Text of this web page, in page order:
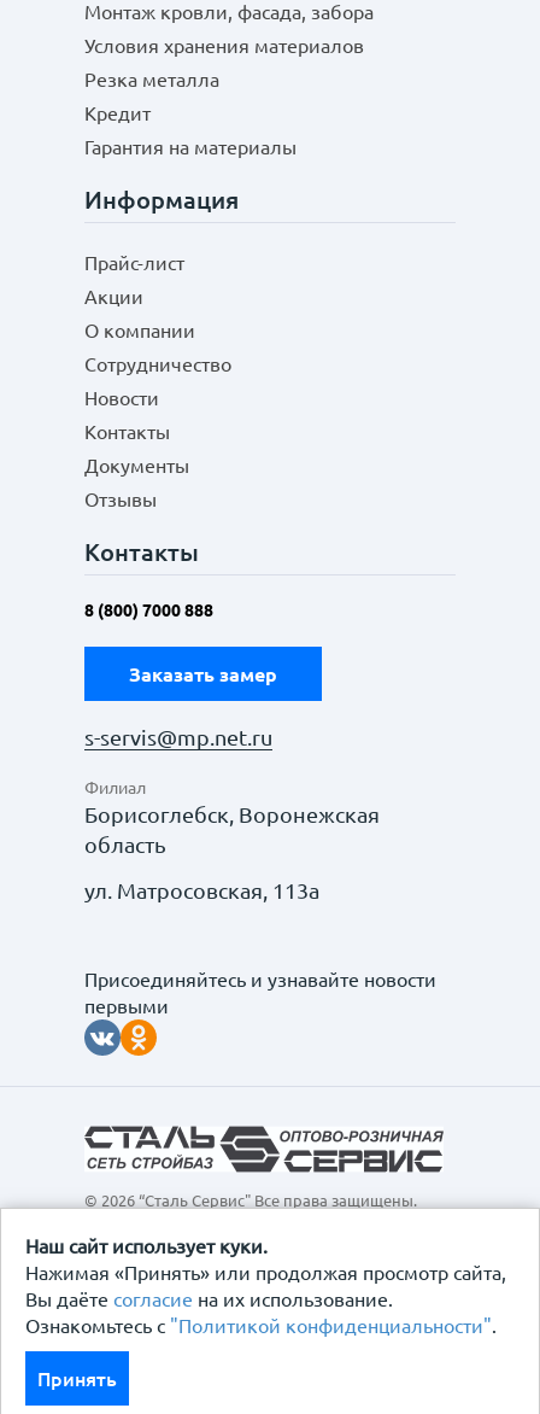
Наш сайт использует куки.
Нажимая «Принять» или продолжая просмотр сайта,
Вы даёте согласие на их использование.
Ознакомьтесь с "Политикой конфиденциальности".
Принять
Монтаж кровли, фасада, забора
Условия хранения материалов
Резка металла
Кредит
Гарантия на материалы
Информация
Прайс-лист
Акции
О компании
Сотрудничество
Новости
Контакты
Документы
Отзывы
Контакты
8 (800) 7000 888
Заказать замер
s-servis@mp.net.ru
Филиал
Борисоглебск, Воронежская
область
ул. Матросовская, 113а
Присоединяйтесь и узнавайте новости
первыми
© 2026 “Сталь Сервис" Все права защищены.
интернет-сайт, а также вся информация о товарах и
ценах, предоставленная на нём, носит
исключительно информационный характер и ни при
каких условиях не является публичной офертой,
определяемой положениями Статьи 437
Договор-оферта